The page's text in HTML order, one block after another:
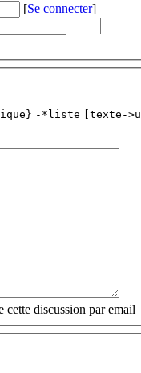
[Se connecter]
-*liste [texte-
cette discussion par email